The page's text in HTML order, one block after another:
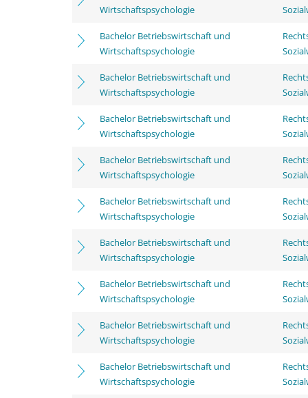
Wirtschaftspsychologie
Bachelor Betriebswirtschaft und
Wirtschaftspsychologie
Bachelor Betriebswirtschaft und
Wirtschaftspsychologie
Bachelor Betriebswirtschaft und
Wirtschaftspsychologie
Bachelor Betriebswirtschaft und
Wirtschaftspsychologie
Bachelor Betriebswirtschaft und
Wirtschaftspsychologie
Bachelor Betriebswirtschaft und
Wirtschaftspsychologie
Bachelor Betriebswirtschaft und
Wirtschaftspsychologie
Bachelor Betriebswirtschaft und
Wirtschaftspsychologie
Bachelor Betriebswirtschaft und
Wirtschaftspsychologie